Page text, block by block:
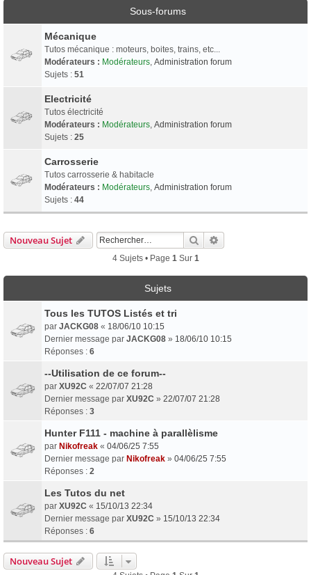
Sous-forums
Mécanique
Tutos mécanique : moteurs, boites, trains, etc...
Modérateurs : Modérateurs, Administration forum
Sujets : 51
Electricité
Tutos électricité
Modérateurs : Modérateurs, Administration forum
Sujets : 25
Carrosserie
Tutos carrosserie & habitacle
Modérateurs : Modérateurs, Administration forum
Sujets : 44
Nouveau Sujet Rechercher
4 Sujets • Page 1Sur 1
Sujets
Tous les TUTOS Listés et tri
par JACKG08 « 18/06/10 10:15
Dernier message par JACKG08 » 18/06/10 10:15
Réponses : 6
--Utilisation de ce forum--
par XU92C « 22/07/07 21:28
Dernier message par XU92C » 22/07/07 21:28
Réponses : 3
Hunter F111 - machine à parallèlisme
par Nikofreak « 04/06/25 7:55
Dernier message par Nikofreak » 04/06/25 7:55
Réponses : 2
Les Tutos du net
par XU92C « 15/10/13 22:34
Dernier message par XU92C » 15/10/13 22:34
Réponses : 6
Nouveau Sujet